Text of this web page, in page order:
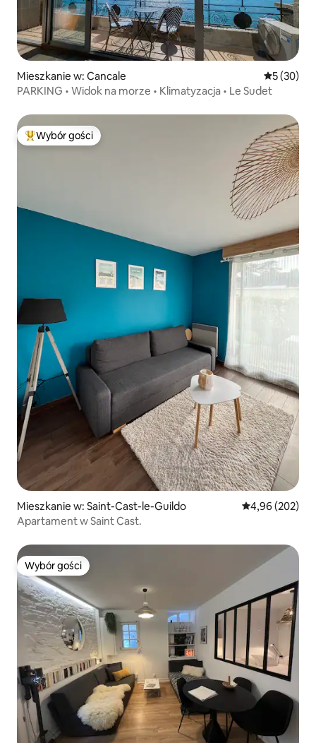
Mieszkanie w: Cancale Średnia
5 (30)
PARKING • Widok na morze • Klimatyzacja • Le Sudet
Najpopularniejsze z kategorii Wybór gości
Wybór gości
Mieszkanie w: Saint-Cast-le-Guildo Średnia
4,96 (202)
Apartament w Saint Cast.
Wybór gości
Wybór gości